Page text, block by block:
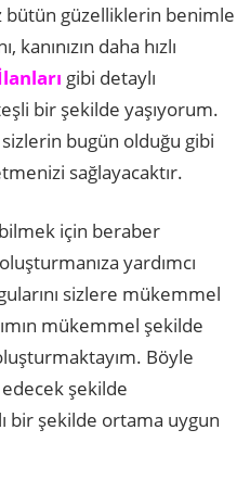
bütün güzelliklerin benimle
daha hızlı
gibi detaylı
bir şekilde yaşıyorum.
bugün olduğu gibi
sağlayacaktır.
için beraber
yardımcı
sizlere mükemmel
mükemmel şekilde
Böyle
şekilde
bir şekilde ortama uygun